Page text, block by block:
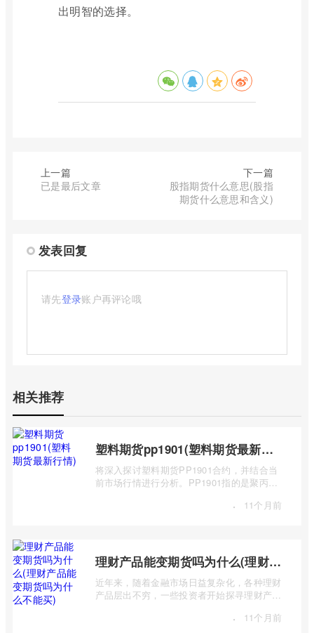
出明智的选择。
上一篇
已是最后文章
下一篇
股指期货什么意思(股指
期货什么意思和含义)
发表回复
请先登录账户再评论哦
相关推荐
塑料期货pp1901(塑料期货最新行情)
将深入探讨塑料期货PP1901合约，并结合当
前市场行情进行分析。PP1901指的是聚丙烯
· 11个月前
理财产品能变期货吗为什么(理财产品能变期货吗为什么不能买)
近年来，随着金融市场日益复杂化，各种理财
产品层出不穷，一些投资者开始探寻理财产品
· 11个月前